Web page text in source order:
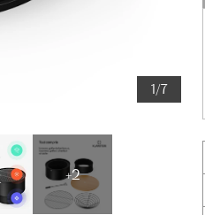
1/7
+2